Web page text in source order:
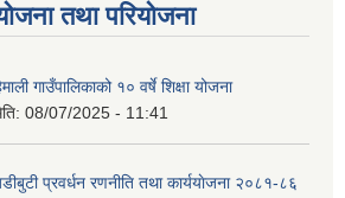
तथा परियोजना
गाउँपालिकाको १० वर्षे शिक्षा योजना
08/07/2025 - 11:41
प्रवर्धन रणनीति तथा कार्ययाेजना २०८१-८६